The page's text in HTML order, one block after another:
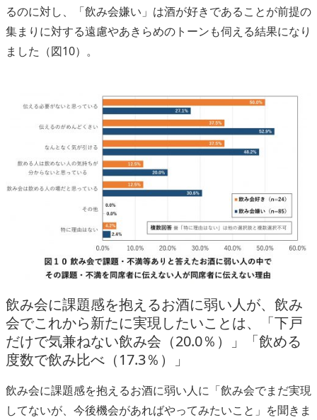
るのに対し、「飲み会嫌い」は酒が好きであることが前提の
集まりに対する遠慮やあきらめのトーンも伺える結果になり
ました（図10）。
飲み会に課題感を抱えるお酒に弱い人が、飲み
会でこれから新たに実現したいことは、「下戸
だけで気兼ねない飲み会（20.0％）」「飲める
度数で飲み比べ（17.3％）」
飲み会に課題感を抱えるお酒に弱い人に「飲み会でまだ実現
してないが、今後機会があればやってみたいこと」を聞きま